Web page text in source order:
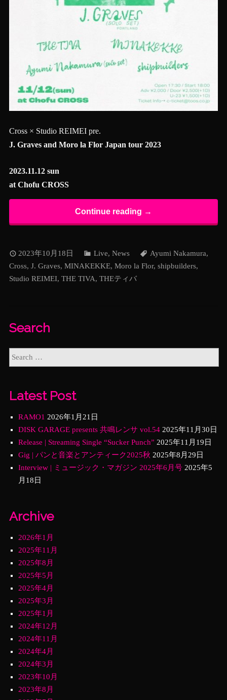
Cross × Studio REIMEI pre.
J. Graves and Moro la Flor Japan tour 2023
2023.11.12 sun
at Chofu CROSS
Continue reading →
2023年10月18日 Live, News Ayumi Nakamura,
Cross, J. Graves, MINAKEKKE, Moro la Flor, shipbuilders,
Studio REIMEI, THE TIVA, THEティバ
Search
Latest Post
RAMO1 2026年1月21日
DISK GARAGE presents 共鳴レンサ vol.54 2025年11月30日
Release | Streaming Single “Sucker Punch” 2025年11月19日
Gig | パンと音楽とアンティーク2025秋 2025年8月29日
Interview | ミュージック・マガジン 2025年6月号 2025年5
月18日
Archive
2026年1月
2025年11月
2025年8月
2025年5月
2025年4月
2025年3月
2025年1月
2024年12月
2024年11月
2024年4月
2024年3月
2023年10月
2023年8月